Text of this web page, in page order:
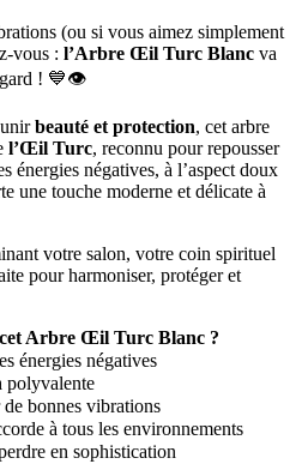
(ou si vous aimez simplement
vous : l’Arbre Œil Turc Blanc va
! 💙👁️
beauté et protection, cet arbre
l’Œil Turc, reconnu pour repousser
énergies négatives, à l’aspect doux
une touche moderne et délicate à
votre salon, votre coin spirituel
pour harmoniser, protéger et
Arbre Œil Turc Blanc ?
énergies négatives
polyvalente
bonnes vibrations
à tous les environnements
en sophistication